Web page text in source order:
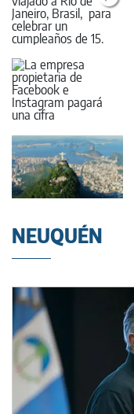
NEUQUÉN